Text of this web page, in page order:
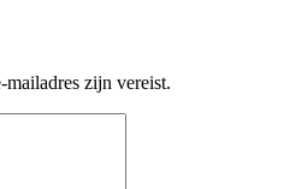
zijn vereist.